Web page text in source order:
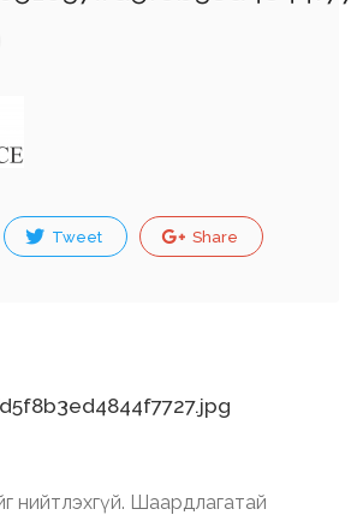
Tweet Share
нийтлэхгүй. Шаардлагатай